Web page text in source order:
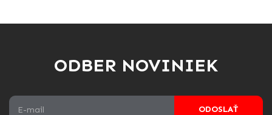
ODBER NOVINIEK
ODOSLAŤ